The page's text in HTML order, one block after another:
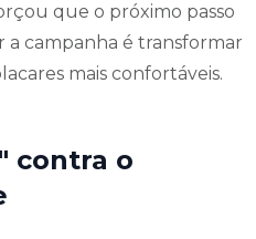
que o próximo passo
a campanha é transformar
mais confortáveis.
contra o